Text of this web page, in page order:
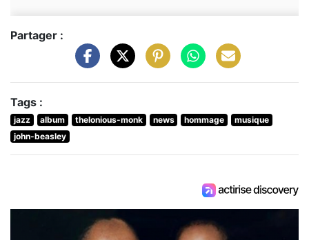
Partager :
Tags :
jazz album thelonious-monk news hommage
musique
john-beasley